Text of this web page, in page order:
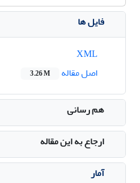
فایل ها
اصل مقاله
3.26 M
هم رسانی
ارجاع به این مقاله
آمار